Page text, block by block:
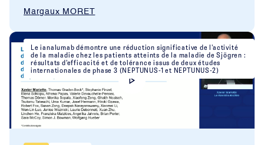
Margaux MORET
Le ianalumab démontre une réduction significative de l’activité
de la maladie chez les patients atteints de la maladie de Sjögren :
résultats d’efficacité et de tolérance issus de deux études
internationales de phase 3 (NEPTUNUS-1 et NEPTUNUS-2)